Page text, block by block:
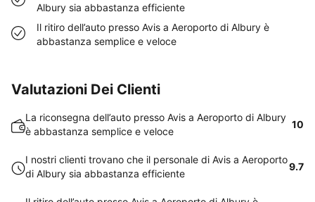
Albury sia abbastanza efficiente
Il ritiro dell’auto presso Avis a Aeroporto di Albury è
abbastanza semplice e veloce
Valutazioni Dei Clienti
La riconsegna dell’auto presso Avis a Aeroporto di Albury
è abbastanza semplice e veloce
10
I nostri clienti trovano che il personale di Avis a Aeroporto
di Albury sia abbastanza efficiente
9.7